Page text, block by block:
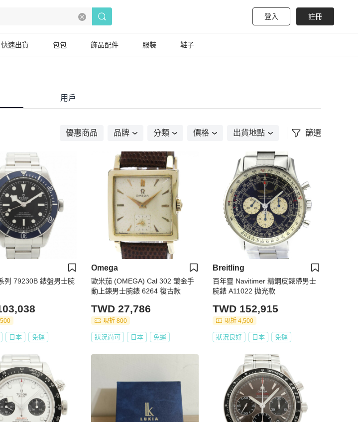
登入 註冊
快速出貨 包包 飾品配件 服裝 鞋子
用戶
優惠商品 品牌 分類 價格 出貨地點 篩選
列 79230B 錶盤男士腕
日本 免運
Omega
歐米茄 (OMEGA) Cal 302 鍍金手
動上鍊男士腕錶 6264 復古款
TWD 27,786
現折 800
狀況尚可 日本 免運
Breitling
百年靈 Navitimer 精鋼皮錶帶男士
腕錶 A11022 拋光款
TWD 152,915
現折 4,500
狀況良好 日本 免運